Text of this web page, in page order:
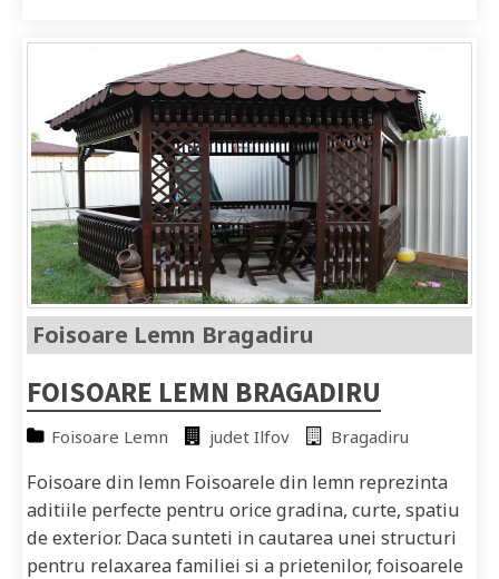
Foisoare Lemn Bragadiru
FOISOARE LEMN BRAGADIRU
Foisoare Lemn judet Ilfov Bragadiru
Foisoare din lemn Foisoarele din lemn reprezinta
aditiile perfecte pentru orice gradina, curte, spatiu
de exterior. Daca sunteti in cautarea unei structuri
pentru relaxarea familiei si a prietenilor, foisoarele